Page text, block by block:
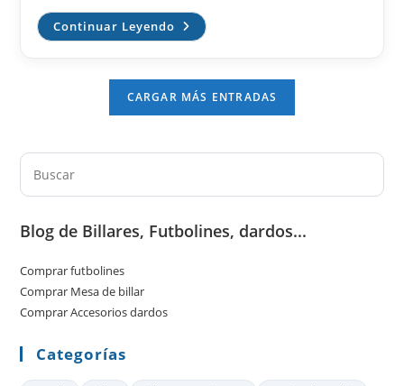
mercado podemos encontrar muchos modelos, pero
debemos tener en cuenta el primer aspecto que es:
¿necesitas una taquera dura o blanda? y ¿Qué
expertos, siempre recomiendan la taquera dura ya
que te aseguras de que el taco no reciba ningún
Continuar Leyendo La
Taquera
Billar
|
Accesorios
Indispensable
De
CARGAR MÁS ENTRADAS
Blog de Billares, Futbolines, dardos...
Comprar futbolines
Comprar Mesa de billar
Comprar Accesorios dardos
Categorías